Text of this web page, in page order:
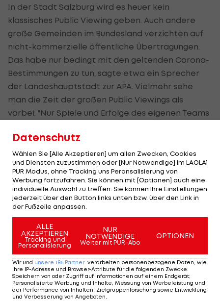
In der Stadt Salzburg wird es heuer kein
klassisches Public Viewing geben. Auch andere
große Gemeinden im Bundesland verzichten auf
nicht-kommerzielle öffentliche Übertragungen.
Das habe nur bedingt mit den geltenden Corona-
Bestimmungen zu tun, sagte etwa ein Sprecher
der Landeshauptstadt zur APA. Vielmehr sehe
man die Zeit der großen Public Viewings als
vorbei. "Nur Spiele und Erfolge des eigenen Teams
gibt es mehr Konkurrenz durch Wirtshäuser, Bars
und Restaurants." So seien TV-Geräte oder
Videowalls zuletzt immer größer und billiger und
damit für die Lokalbetreiber auch wirtschaftlicher
geworden. Von den fehlendenPublic-Viewing-
Möglichkeiten dürfte darum die Gastronomie
profitieren.
Das Sternbräu in der Salzburger Altstadt wird in
seinem Biergarten auch heuer wieder eine große
Videowall für sitzende Gäste aufstellen. Eine
sichere Bank für Fans in der Mozartstadt sind
auch die klassischen Braugasthäuser Raschhofer's
Datenschutz
Wählen Sie [Alle Akzeptieren] um allen Zwecken, Cookies
und Diensten zuzustimmen oder [Nur Notwendige] im LAOLA1
PUR Modus, ohne Tracking uns Peronsalisierung von
Werbung fortzufahren. Sie können mit [Optionen] auch eine
individuelle Auswahl zu treffen. Sie können Ihre Einstellungen
jederzeit über den Button links unten bzw. über den Link in
der Fußzeile anpassen.
ALLE
AKZEPTIEREN
Tracking und
Personalisierung
NUR
NOTWENDIGE
Weiter mit PUR-Abo
OPTIONEN
Wir und unsere 186 Partner verarbeiten personenbezogene Daten, wie
Ihre IP-Adresse und Browser-Attribute für die folgenden Zwecke:
Speichern von oder Zugriff auf Informationen auf einem Endgerät;
Personalisierte Werbung und Inhalte, Messung von Werbeleistung und
der Performance von Inhalten, Zielgruppenforschung sowie Entwicklung
und Verbesserung von Angeboten.